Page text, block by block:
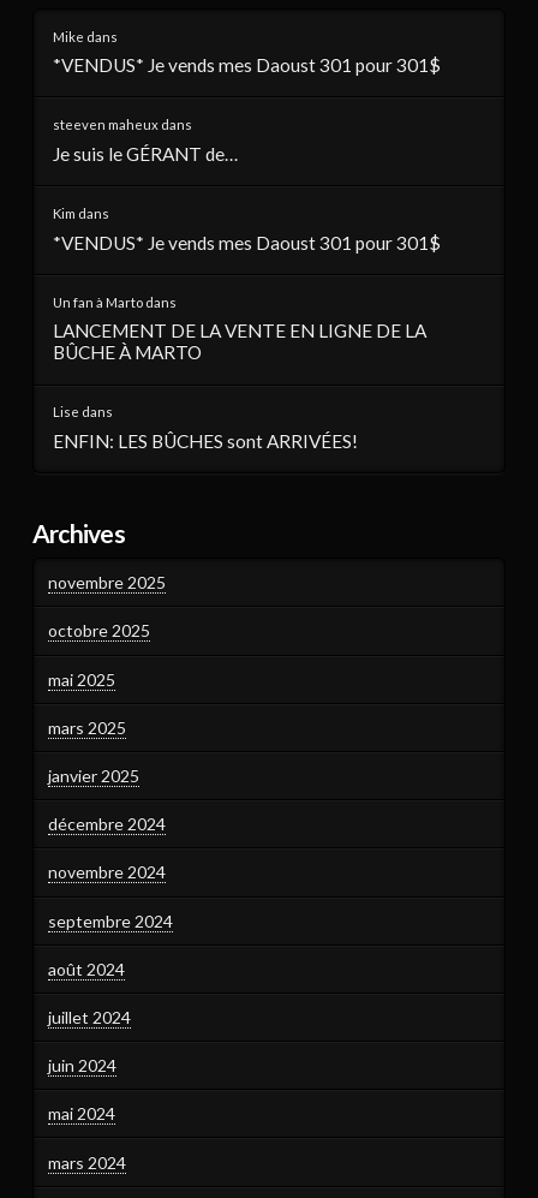
Mike dans
*VENDUS* Je vends mes Daoust 301 pour 301$
steeven maheuxdans
Je suis le GÉRANT de…
Kim dans
*VENDUS* Je vends mes Daoust 301 pour 301$
Un fan à Martodans
LANCEMENT DE LA VENTE EN LIGNE DE LA
BÛCHE À MARTO
Lise dans
ENFIN: LES BÛCHES sont ARRIVÉES!
Archives
novembre 2025
octobre 2025
mai 2025
mars 2025
janvier 2025
décembre 2024
novembre 2024
septembre 2024
août 2024
juillet 2024
juin 2024
mai 2024
mars 2024